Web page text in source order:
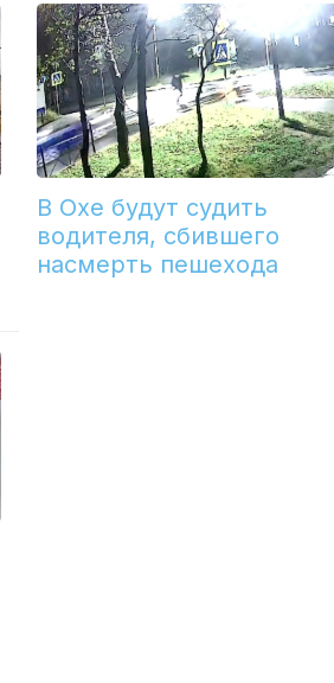
В Охе будут судить
водителя, сбившего
насмерть пешехода